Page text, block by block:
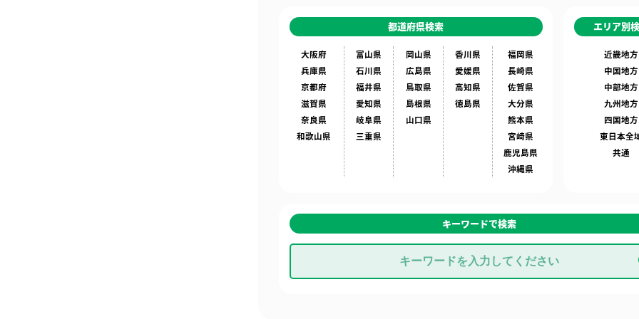
都道府県検索
大阪府
兵庫県
京都府
滋賀県
奈良県
和歌山県
富山県
石川県
福井県
愛知県
岐阜県
三重県
岡山県
広島県
鳥取県
島根県
山口県
香川県
愛媛県
高知県
徳島県
福岡県
長崎県
佐賀県
大分県
熊本県
宮崎県
鹿児島県
沖縄県
エリア別
近畿地方
中国地方
中部地方
九州地方
四国地方
東日本全
共通
キーワードで検索